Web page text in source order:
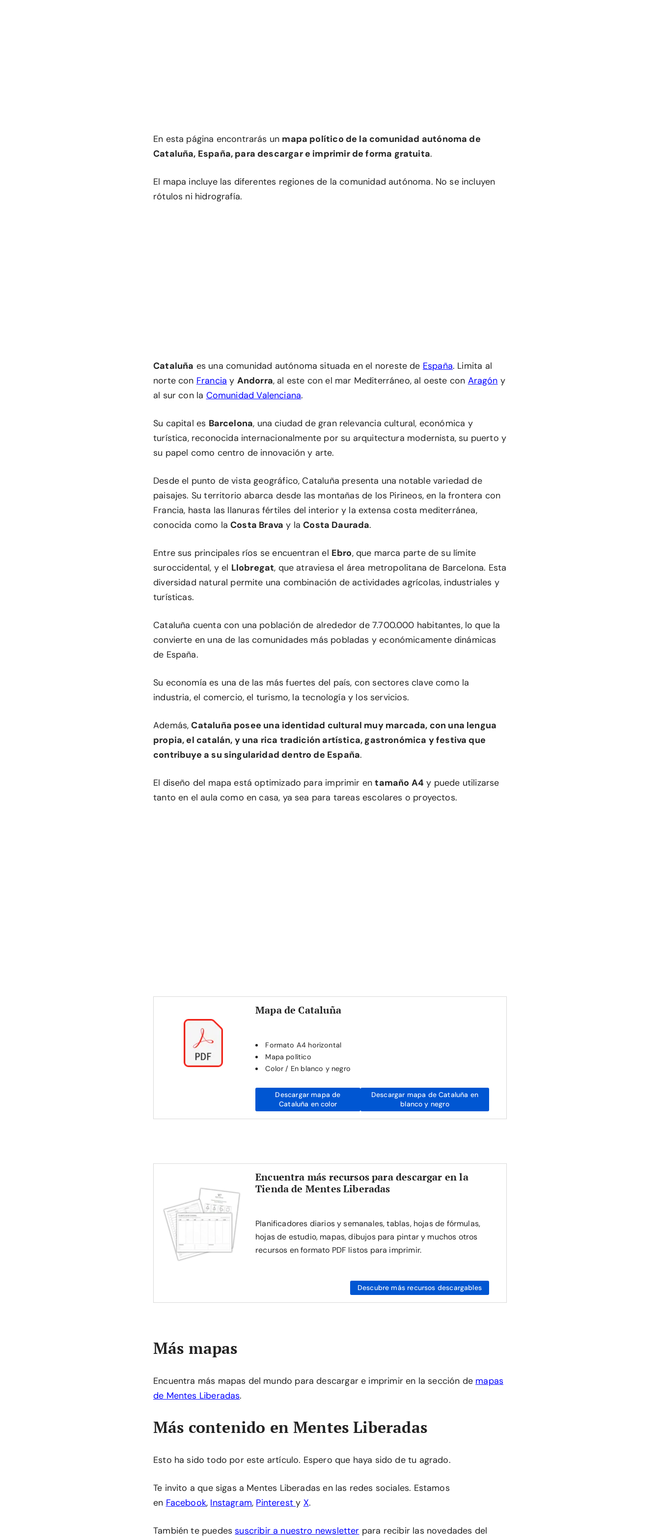
En esta página encontrarás un mapa político de la comunidad autónoma de
Cataluña, España, para descargar e imprimir de forma gratuita.
El mapa incluye las diferentes regiones de la comunidad autónoma. No se incluyen
rótulos ni hidrografía.
Cataluña es una comunidad autónoma situada en el noreste de España. Limita al
norte con Francia y Andorra, al este con el mar Mediterráneo, al oeste con Aragón y
al sur con la Comunidad Valenciana.
Su capital es Barcelona, una ciudad de gran relevancia cultural, económica y
turística, reconocida internacionalmente por su arquitectura modernista, su puerto y
su papel como centro de innovación y arte.
Desde el punto de vista geográfico, Cataluña presenta una notable variedad de
paisajes. Su territorio abarca desde las montañas de los Pirineos, en la frontera con
Francia, hasta las llanuras fértiles del interior y la extensa costa mediterránea,
conocida como laCosta Brava y laCosta Daurada.
Entre sus principales ríos se encuentran el Ebro, que marca parte de su límite
suroccidental, y el Llobregat, que atraviesa el área metropolitana de Barcelona. Esta
diversidad natural permite una combinación de actividades agrícolas, industriales y
turísticas.
Cataluña cuenta con una población de alrededor de 7.700.000 habitantes, lo que la
convierte en una de las comunidades más pobladas y económicamente dinámicas
de España.
Su economía es una de las más fuertes del país, con sectores clave como la
industria, el comercio, el turismo, la tecnología y los servicios.
Además,Cataluña posee una identidad cultural muy marcada, con una lengua
propia, el catalán, y una rica tradición artística, gastronómica y festiva que
contribuye a su singularidad dentro de España.
El diseño del mapa está optimizado para imprimir entamaño A4 y puede utilizarse
tanto en el aula como en casa, ya sea para tareas escolares o proyectos.
Mapa de Cataluña
Formato A4 horizontal
Mapa político
Color / En blanco y negro
Descargar mapa de
Cataluña en color
Descargar mapa de Cataluña en
blanco y negro
Encuentra más recursos para descargar en la
Tienda de Mentes Liberadas
Planificadores diarios y semanales, tablas, hojas de fórmulas,
hojas de estudio, mapas, dibujos para pintar y muchos otros
recursos en formato PDF listos para imprimir.
Descubre más recursos descargables
Más mapas
Encuentra más mapas del mundo para descargar e imprimir en la sección de mapas
de Mentes Liberadas.
Más contenido en Mentes Liberadas
Esto ha sido todo por este artículo. Espero que haya sido de tu agrado.
Te invito a que sigas a Mentes Liberadas en las redes sociales. Estamos
en Facebook, Instagram, Pinteresty X.
También te puedessuscribir a nuestro newsletter para recibir las novedades del